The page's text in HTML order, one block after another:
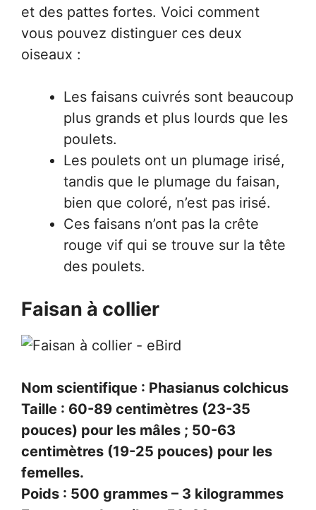
et des pattes fortes. Voici comment
vous pouvez distinguer ces deux
oiseaux :
Les faisans cuivrés sont beaucoup
plus grands et plus lourds que les
poulets.
Les poulets ont un plumage irisé,
tandis que le plumage du faisan,
bien que coloré, n’est pas irisé.
Ces faisans n’ont pas la crête
rouge vif qui se trouve sur la tête
des poulets.
Faisan à collier
Nom scientifique : Phasianus colchicus
Taille : 60-89 centimètres (23-35
pouces) pour les mâles ; 50-63
centimètres (19-25 pouces) pour les
femelles.
Poids : 500 grammes – 3 kilogrammes